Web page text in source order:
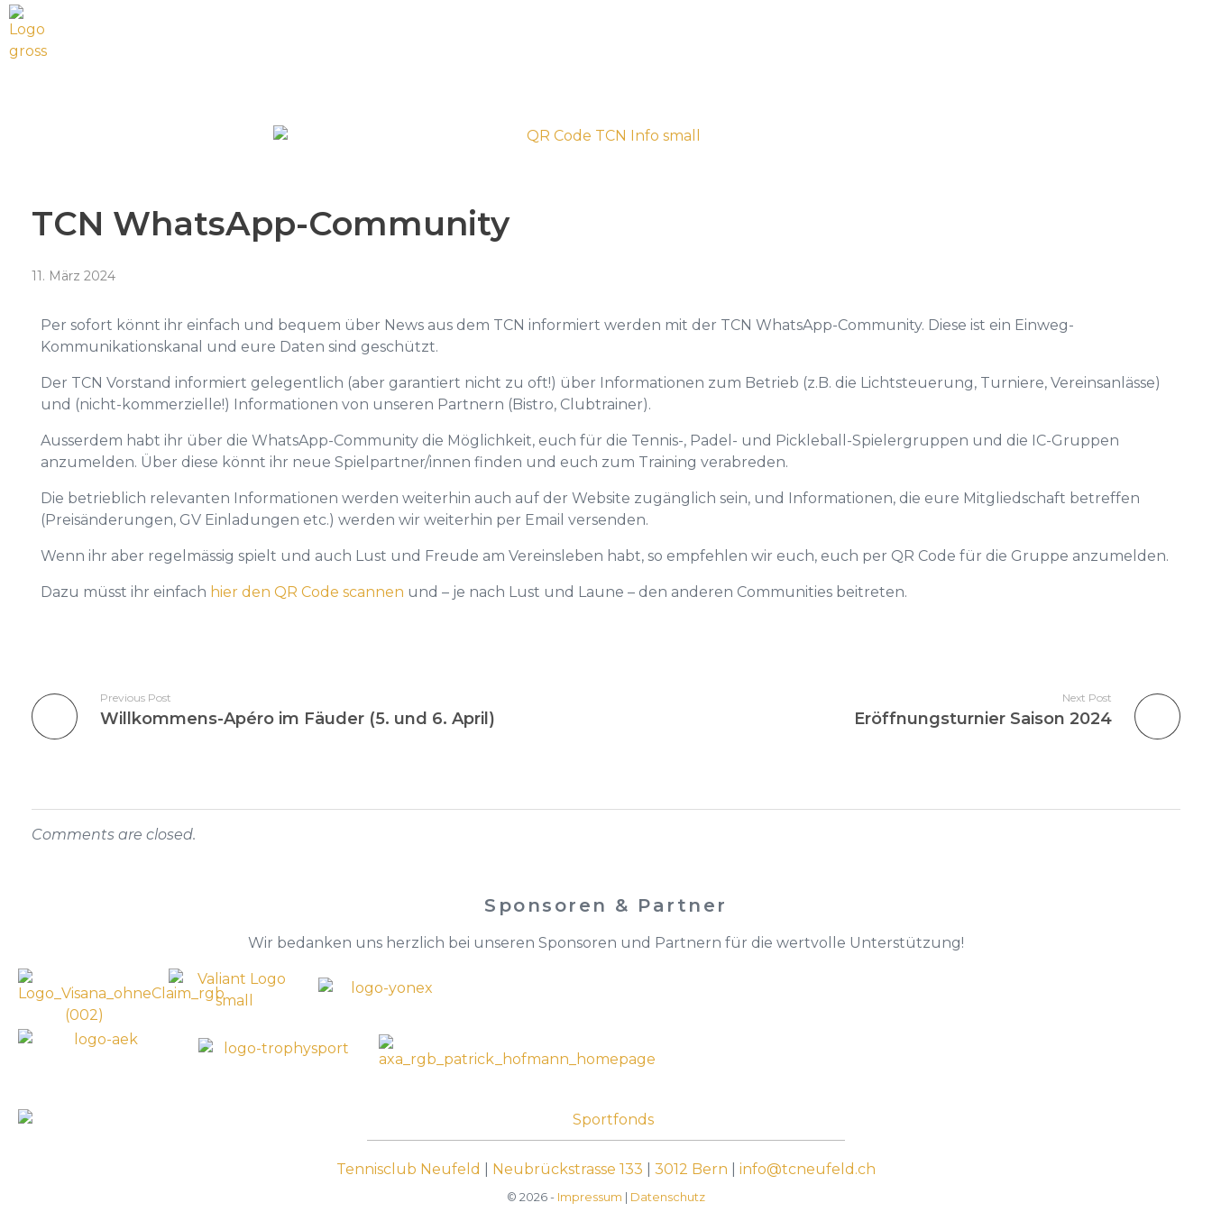
TCN WhatsApp-Community
11. März 2024
Per sofort könnt ihr einfach und bequem über News aus dem TCN informiert werden mit der TCN WhatsApp-Community. Diese ist ein Einweg-
Kommunikationskanal und eure Daten sind geschützt.
Der TCN Vorstand informiert gelegentlich (aber garantiert nicht zu oft!) über Informationen zum Betrieb (z.B. die Lichtsteuerung, Turniere, Vereinsanlässe)
und (nicht-kommerzielle!) Informationen von unseren Partnern (Bistro, Clubtrainer).
Ausserdem habt ihr über die WhatsApp-Community die Möglichkeit, euch für die Tennis-, Padel- und Pickleball-Spielergruppen und die IC-Gruppen
anzumelden. Über diese könnt ihr neue Spielpartner/innen finden und euch zum Training verabreden.
Die betrieblich relevanten Informationen werden weiterhin auch auf der Website zugänglich sein, und Informationen, die eure Mitgliedschaft betreffen
(Preisänderungen, GV Einladungen etc.) werden wir weiterhin per Email versenden.
Wenn ihr aber regelmässig spielt und auch Lust und Freude am Vereinsleben habt, so empfehlen wir euch, euch per QR Code für die Gruppe anzumelden.
Dazu müsst ihr einfach hier den QR Code scannen und – je nach Lust und Laune – den anderen Communities beitreten.
Previous Post
Willkommens-Apéro im Fäuder (5. und 6. April)
Next Post
Eröffnungsturnier Saison 2024
Comments are closed.
Sponsoren & Partner
Wir bedanken uns herzlich bei unseren Sponsoren und Partnern für die wertvolle Unterstützung!
Tennisclub Neufeld Neubrückstrasse 133 3012 Bern info@tcneufeld.ch
© 2026 - Impressum | Datenschutz